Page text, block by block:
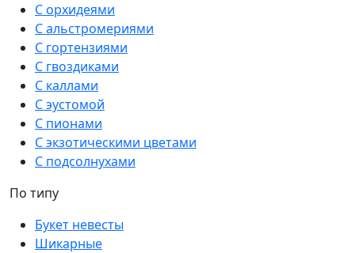
С орхидеями
С альстромериями
С гортензиями
С гвоздиками
С каллами
С эустомой
С пионами
С экзотическими цветами
С подсолнухами
По типу
Букет невесты
Шикарные